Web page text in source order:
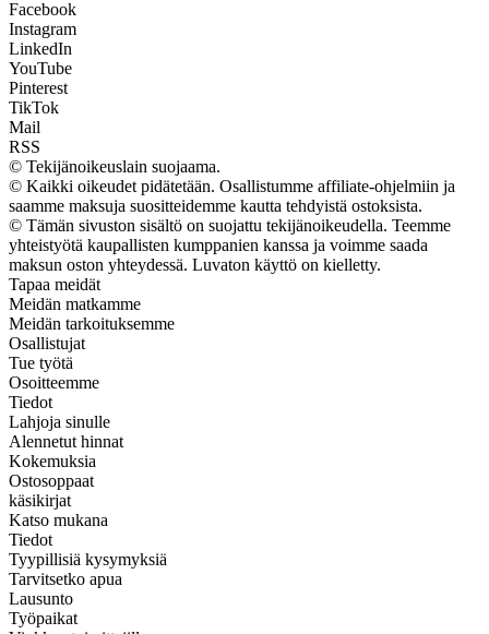
Facebook
Instagram
LinkedIn
YouTube
Pinterest
TikTok
Mail
RSS
© Tekijänoikeuslain suojaama.
© Kaikki oikeudet pidätetään. Osallistumme affiliate-ohjelmiin ja
saamme maksuja suositteidemme kautta tehdyistä ostoksista.
© Tämän sivuston sisältö on suojattu tekijänoikeudella. Teemme
yhteistyötä kaupallisten kumppanien kanssa ja voimme saada
maksun oston yhteydessä. Luvaton käyttö on kielletty.
Tapaa meidät
Meidän matkamme
Meidän tarkoituksemme
Osallistujat
Tue työtä
Osoitteemme
Tiedot
Lahjoja sinulle
Alennetut hinnat
Kokemuksia
Ostosoppaat
käsikirjat
Katso mukana
Tiedot
Tyypillisiä kysymyksiä
Tarvitsetko apua
Lausunto
Työpaikat